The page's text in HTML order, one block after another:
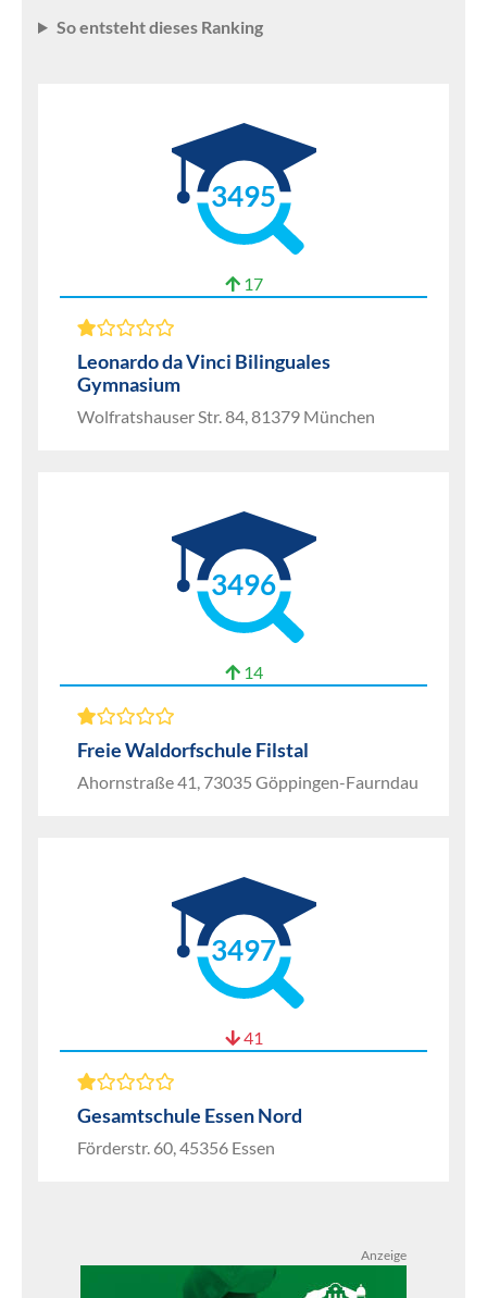
So entsteht dieses Ranking
3495
17
Leonardo da Vinci Bilinguales
Gymnasium
Wolfratshauser Str. 84, 81379 München
3496
14
Freie Waldorfschule Filstal
Ahornstraße 41, 73035 Göppingen-Faurndau
3497
41
Gesamtschule Essen Nord
Förderstr. 60, 45356 Essen
Anzeige